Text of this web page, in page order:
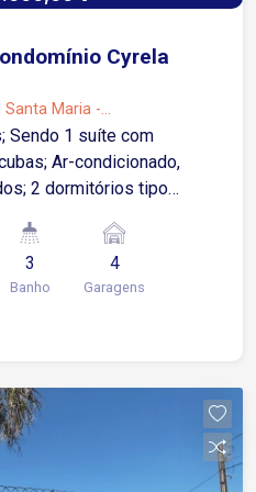
Cyrela
Santa Maria -
Sendo 1 suíte com
Ar-condicionado,
2 dormitórios tipo
compartilhado com
sala de TV/ game
ilha, modulados e
pia, modulados, lava-
com piscina com
e despensa.
3
Banho
4
Garagens